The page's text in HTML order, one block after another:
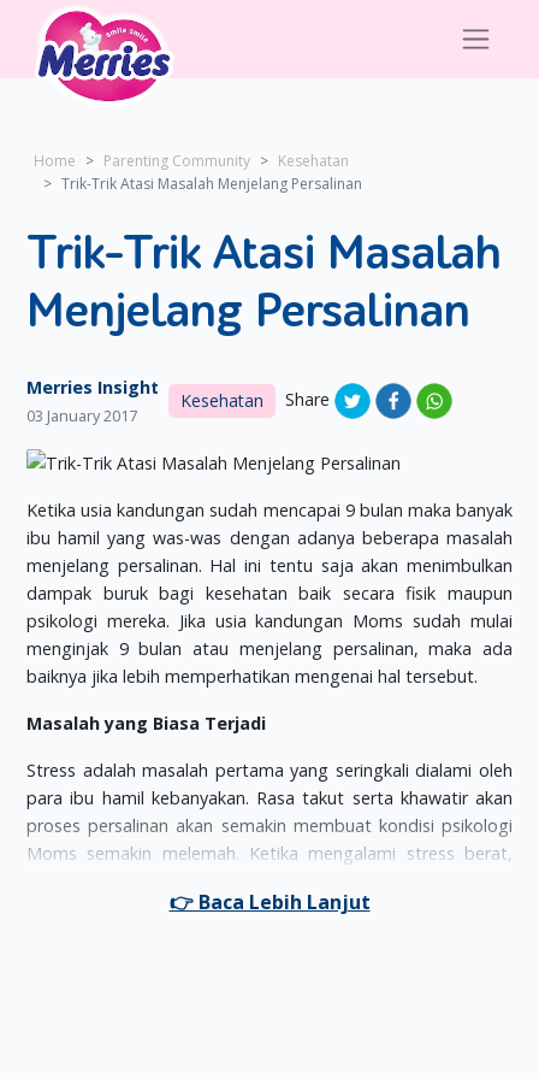
Home Parenting Community
Kesehatan
Trik-Trik Atasi Masalah Menjelang Persalinan
Trik-Trik Atasi Masalah
Menjelang Persalinan
Merries Insight
03 January 2017
Kesehatan Share
Ketika usia kandungan sudah mencapai 9 bulan maka banyak
ibu hamil yang was-was dengan adanya beberapa masalah
menjelang persalinan. Hal ini tentu saja akan menimbulkan
dampak buruk bagi kesehatan baik secara fisik maupun
psikologi mereka. Jika usia kandungan Moms sudah mulai
menginjak 9 bulan atau menjelang persalinan, maka ada
baiknya jika lebih memperhatikan mengenai hal tersebut.
Masalah yang Biasa Terjadi
Stress adalah masalah pertama yang seringkali dialami oleh
para ibu hamil kebanyakan. Rasa takut serta khawatir akan
proses persalinan akan semakin membuat kondisi psikologi
Moms semakin melemah. Ketika mengalami stress berat,
Selain itu masalah kedua yang juga sering muncul ialah nyeri